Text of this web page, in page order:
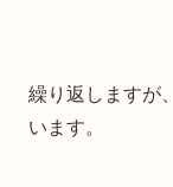
繰り返しますが
います。